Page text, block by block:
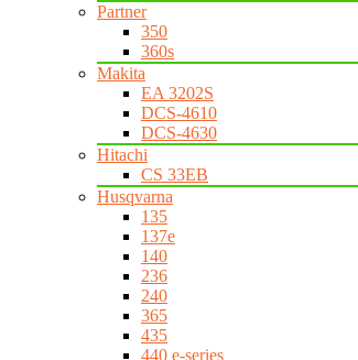
Partner
350
360s
Makita
EA 3202S
DCS-4610
DCS-4630
Hitachi
CS 33EB
Husqvarna
135
137e
140
236
240
365
435
440 e-series